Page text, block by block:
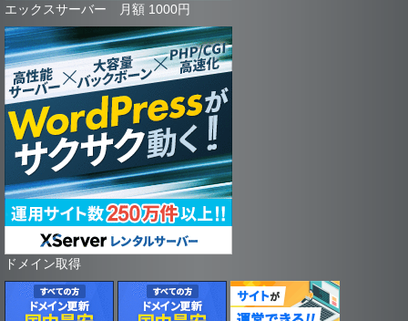
エックスサーバー 月額 1000円
ドメイン取得